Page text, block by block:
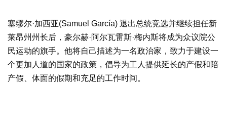
塞缪尔·加西亚(Samuel García) 退出总统竞选并继续担任新
莱昂州州长后，豪尔赫·阿尔瓦雷斯·梅内斯将成为众议院公
民运动的旗手。他将自己描述为一名政治家，致力于建设一
个更加人道的国家的政策，倡导为工人提供延长的产假和陪
产假、体面的假期和充足的工作时间。